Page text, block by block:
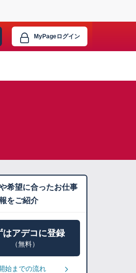
MyPageログイン
希望に合ったお仕事
をご紹介
はアデコに登録
（無料）
始までの流れ